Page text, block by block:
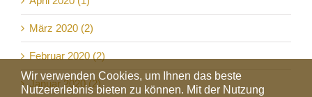
März 2020 (2)
Februar 2020 (2)
Januar 2020 (2)
Wir verwenden Cookies, um Ihnen das beste
Nutzererlebnis bieten zu können. Mit der Nutzung